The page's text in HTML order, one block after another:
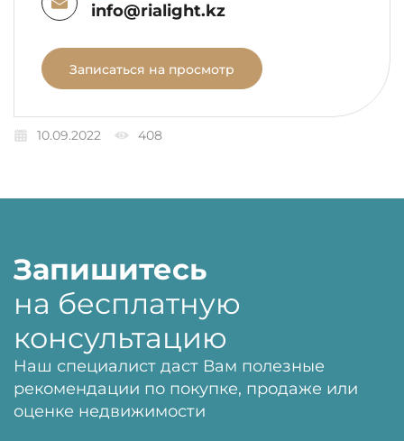
info@rialight.kz
Записаться на просмотр
10.09.2022 408
Запишитесь
на бесплатную
консультацию
Наш специалист даст Вам полезные
рекомендации по покупке, продаже или
оценке недвижимости